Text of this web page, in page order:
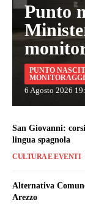
Punto
PUNTO
6 Agosto 2026
San Giovanni:
lingua spagnola
CULTURA E EVENTI
Alternativa
Arezzo